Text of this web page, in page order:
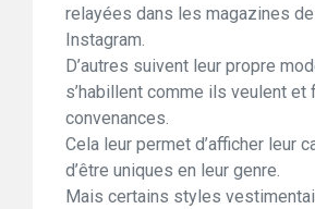
relayées dans les magazines
Instagram.
D’autres suivent leur propre
s’habillent comme ils veulent et
convenances.
Cela leur permet d’afficher leur
d’être uniques en leur genre.
Mais certains styles